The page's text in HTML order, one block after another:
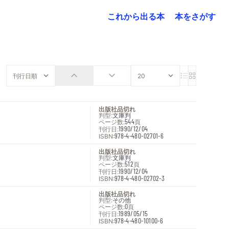
これから出る本
本をさがす
出版社品切れ
判型:文庫判
ページ数:544頁
刊行日:1990/12/04
ISBN:978-4-480-02701-6
出版社品切れ
判型:文庫判
ページ数:512頁
刊行日:1990/12/04
ISBN:978-4-480-02702-3
出版社品切れ
判型:その他
ページ数:0頁
刊行日:1989/05/15
ISBN:978-4-480-10100-6